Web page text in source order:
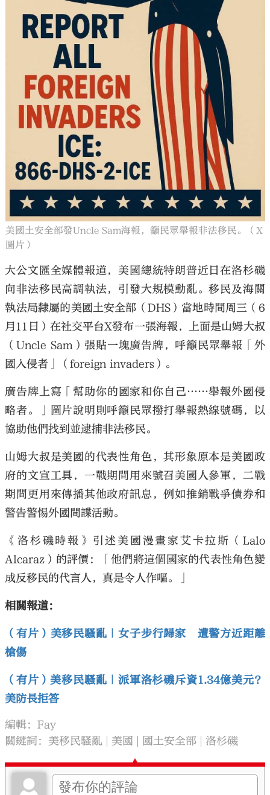
美國土安全部發Uncle Sam海報，籲民眾舉報非法移民。（X
圖片）
大公文匯全媒體報道，美國總統特朗普近日在洛杉磯
向非法移民高調執法，引發大規模動亂。移民及海關
執法局隸屬的美國土安全部（DHS）當地時間周三（6
月11日）在社交平台X發布一張海報，上面是山姆大叔
（Uncle Sam）張貼一塊廣告牌，呼籲民眾舉報「外
國入侵者」（foreign invaders）。
廣告牌上寫「幫助你的國家和你自己……舉報外國侵
略者。」圖片說明則呼籲民眾撥打舉報熱線號碼，以
協助他們找到並逮捕非法移民。
山姆大叔是美國的代表性角色，其形象原本是美國政
府的文宣工具，一戰期間用來號召美國人參軍，二戰
期間更用來傳播其他政府訊息，例如推銷戰爭債券和
警告警惕外國間諜活動。
《洛杉磯時報》引述美國漫畫家艾卡拉斯（Lalo
Alcaraz）的評價：「他們將這個國家的代表性角色變
成反移民的代言人，真是令人作嘔。」
相關報道：
（有片）美移民騷亂｜女子步行歸家 遭警方近距離
槍傷
（有片）美移民騷亂｜派軍洛杉磯斥資1.34億美元？
美防長拒答
編輯：Fay
關鍵詞： 美移民騷亂 美國 國土安全部 洛杉磯